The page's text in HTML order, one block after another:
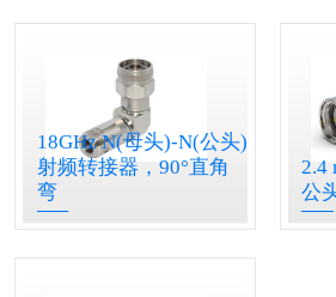
18GHz N(母头)-N(公头)
射频转接器，90°直角
弯
2.4
公